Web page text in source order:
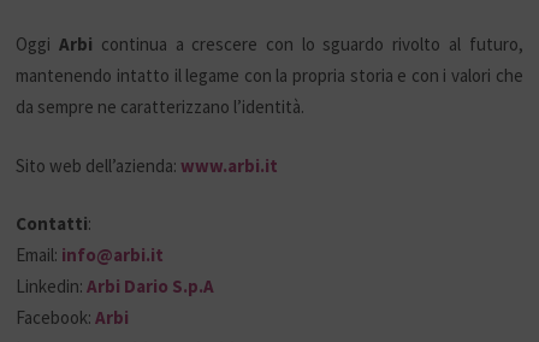
OggiArbi continua a crescere con lo sguardo rivolto al futuro,
mantenendo intatto il legame con la propria storia e con i valori che
da sempre ne caratterizzano l’identità.
Sito web dell’azienda:www.arbi.it
Contatti:
Email: info@arbi.it
Linkedin:Arbi Dario S.p.A
Facebook:Arbi